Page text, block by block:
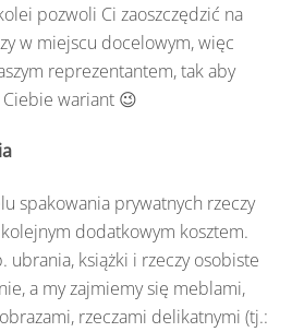
pozwoli Ci zaoszczędzić na
w miejscu docelowym, więc
reprezentantem, tak aby
wariant 😉
spakowania prywatnych rzeczy
dodatkowym kosztem.
ubrania, książki i rzeczy osobiste
a my zajmiemy się meblami,
rzeczami delikatnymi (tj.: